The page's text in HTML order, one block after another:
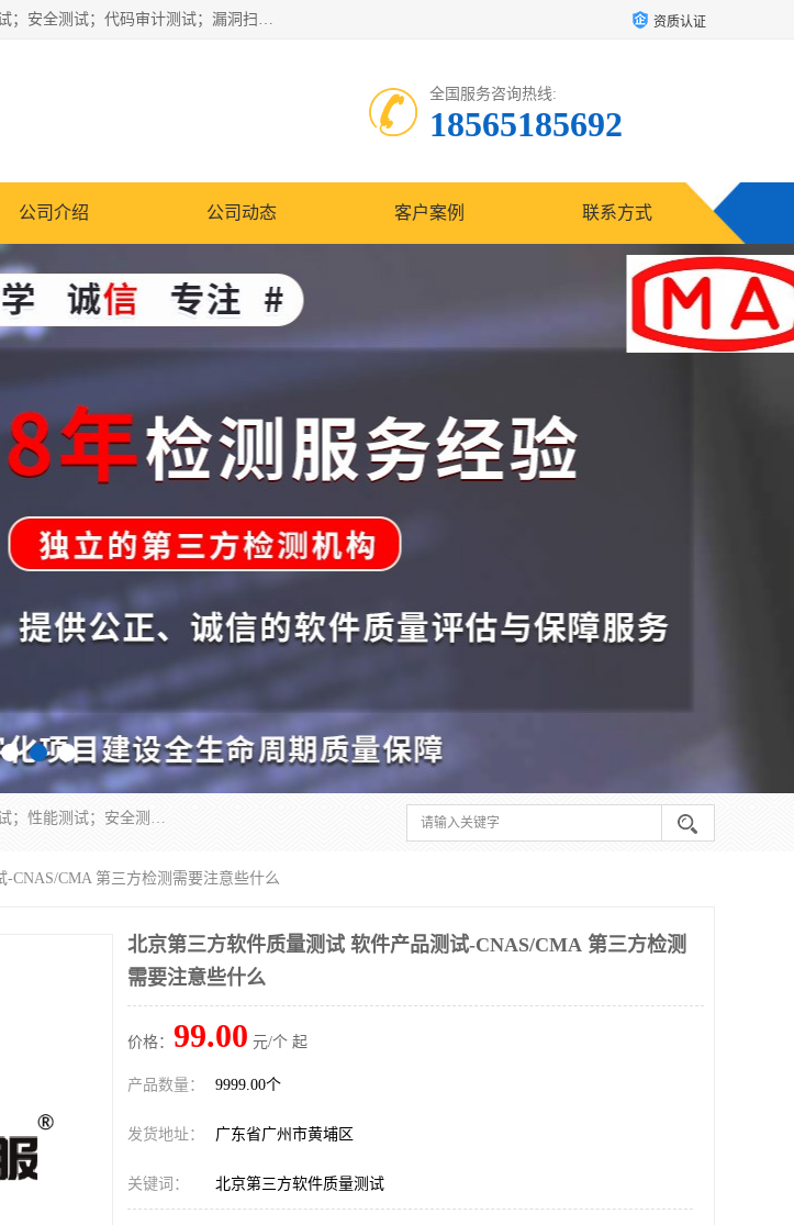
正检信服提供软件产品登记测试；科技项目验收测试；产品确认测试；功能测试；性能测试；安全测试；代码审计测试；漏洞扫描测试；渗透测试；风险评估测试；信息安全等级保护测评；双软认定；实验室建设质量体系建设；软件着作权、软件评测等服务。 资质认证
全国服务咨询热线:
18565185692
公司介绍 公司动态 客户案例 联系方式
正检信服提供软件产品登记测试；科技项目验收测试；产品确认测试；功能测试；性能测试；安全测试；代码审计测试；漏洞扫描测试；渗透测试；风险评估测试；信息安全等级保护测评；双软认定；实验室建设质量体系建设；软件着作权、软件评测等服务。
CNAS/CMA 第三方检测需要注意些什么
北京第三方软件质量测试 软件产品测试-CNAS/CMA 第三方检测
需要注意些什么
价格： 99.00 元/个 起
产品数量： 9999.00个
发货地址： 广东省广州市黄埔区
关键词： 北京第三方软件质量测试